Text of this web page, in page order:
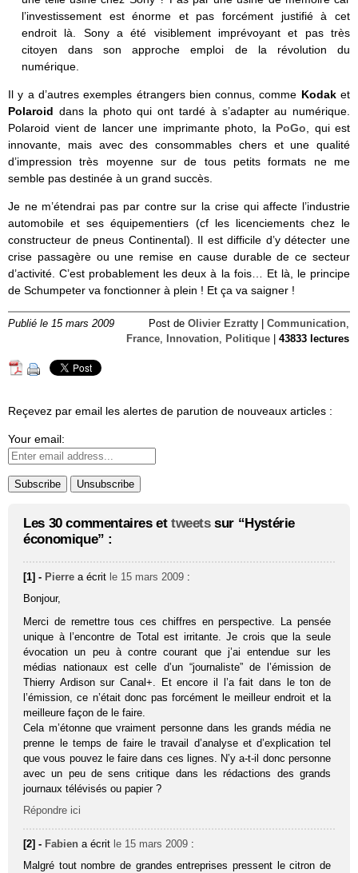
l’investissement est énorme et pas forcément justifié à cet
endroit là. Sony a été visiblement imprévoyant et pas très
citoyen dans son approche emploi de la révolution du
numérique.
Il y a d’autres exemples étrangers bien connus, comme Kodaket
Polaroid dans la photo qui ont tardé à s’adapter au numérique.
Polaroid vient de lancer une imprimante photo, la PoGo , qui est
innovante, mais avec des consommables chers et une qualité
d’impression très moyenne sur de tous petits formats ne me
semble pas destinée à un grand succès.
Je ne m’étendrai pas par contre sur la crise qui affecte l’industrie
automobile et ses équipementiers (cf les licenciements chez le
constructeur de pneus Continental). Il est difficile d’y détecter une
crise passagère ou une remise en cause durable de ce secteur
d’activité. C’est probablement les deux à la fois… Et là, le principe
de Schumpeter va fonctionner à plein ! Et ça va saigner !
Publié le 15 mars 2009 Post de Olivier Ezratty Communication,
France, Innovation, Politique 43833 lectures
Reçevez par email les alertes de parution de nouveaux articles :
Your email:
Les 30 commentaires et tweetssur “Hystérie
économique” :
[1] - Pierre a écrit le 15 mars 2009 :
Bonjour,
Merci de remettre tous ces chiffres en perspective. La pensée
unique à l’encontre de Total est irritante. Je crois que la seule
évocation un peu à contre courant que j’ai entendue sur les
médias nationaux est celle d’un “journaliste” de l’émission de
Thierry Ardison sur Canal+. Et encore il l’a fait dans le ton de
l’émission, ce n’était donc pas forcément le meilleur endroit et la
meilleure façon de le faire.
Cela m’étonne que vraiment personne dans les grands média ne
prenne le temps de faire le travail d’analyse et d’explication tel
que vous pouvez le faire dans ces lignes. N’y a-t-il donc personne
avec un peu de sens critique dans les rédactions des grands
journaux télévisés ou papier ?
Répondre ici
[2] - Fabien a écrit le 15 mars 2009 :
Malgré tout nombre de grandes entreprises pressent le citron de